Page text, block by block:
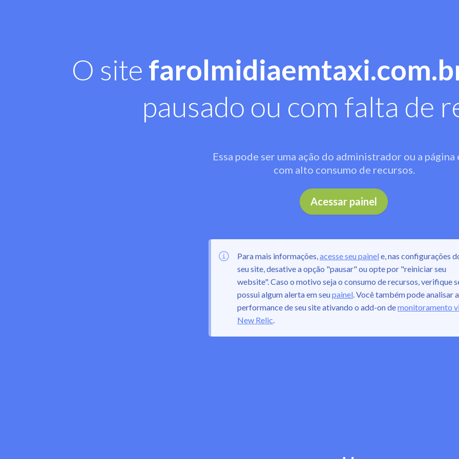
O site
pausado ou com falta de
Essa pode ser uma ação do administrador ou a página
com alto consumo de recursos.
Acessar painel .
Para mais informações,acesse seu painel e, nas configurações
seu site, desative a opção "pausar" ou opte por "reiniciar seu
website". Caso o motivo seja o consumo de recursos, verifique
possui algum alerta em seupainel. Você também pode analisar a
performance de seu site ativando o add-on demonitoramento
New Relic.